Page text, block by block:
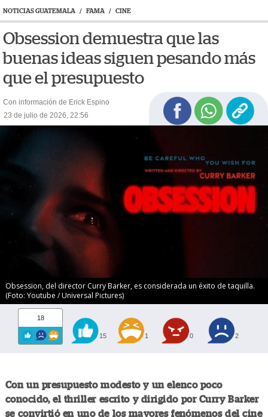
NOTICIAS GUATEMALA / FAMA / CINE
Obsession demuestra que las
buenas ideas siguen pesando más
que el presupuesto
Con información de Erick Espino
23 de julio de 2026, 22:56
Obsession, del director Curry Barker, es considerada un éxito de taquilla.
(Foto: Youtube / Universal Pictures)
18
15 1 0 2
Con un presupuesto modesto y un elenco poco
conocido, el thriller escrito y dirigido por Curry Barker
se convirtió en uno de los mayores fenómenos del cine